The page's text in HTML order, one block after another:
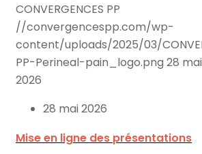
CONVERGENCES PP
//convergencespp.com/wp-
content/uploads/2025/03/
PP-Perineal-pain_logo.png 28
2026
28 mai 2026
Mise en ligne des présentations